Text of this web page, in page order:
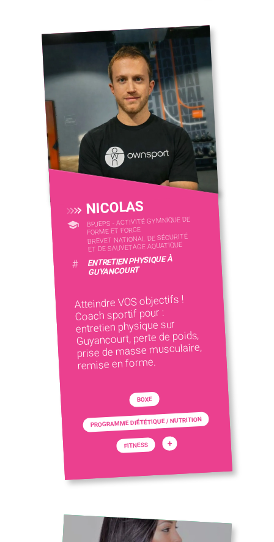
NICOLAS
BPJEPS - ACTIVITÉ GYMNIQUE DE
FORME ET FORCE
BREVET NATIONAL DE SÉCURITÉ
ET DE SAUVETAGE AQUATIQUE
# ENTRETIEN PHYSIQUE À
GUYANCOURT
Atteindre VOS objectifs !
Coach sportif pour :
entretien physique sur
Guyancourt, perte de poids,
prise de masse musculaire,
remise en forme.
BOXE
PROGRAMME DIÉTÉTIQUE / NUTRITION
FITNESS +